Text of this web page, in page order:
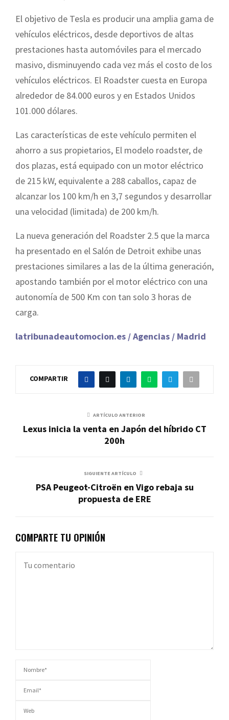
El objetivo de Tesla es producir una amplia gama de
vehículos eléctricos, desde deportivos de altas
prestaciones hasta automóviles para el mercado
masivo, disminuyendo cada vez más el costo de los
vehículos eléctricos. El Roadster cuesta en Europa
alrededor de 84.000 euros y en Estados Unidos
101.000 dólares.
Las características de este vehículo permiten el
ahorro a sus propietarios, El modelo roadster, de
dos plazas, está equipado con un motor eléctrico
de 215 kW, equivalente a 288 caballos, capaz de
alcanzar los 100 km/h en 3,7 segundos y desarrollar
una velocidad (limitada) de 200 km/h.
La nueva generación del Roadster 2.5 que la marca
ha presentado en el Salón de Detroit exhibe unas
prestaciones similares a las de la última generación,
apostando también por el motor eléctrico con una
autonomía de 500 Km con tan solo 3 horas de
carga.
latribunadeautomocion.es / Agencias / Madrid
COMPARTIR
ARTÍCULO ANTERIOR
Lexus inicia la venta en Japón del híbrido CT
200h
SIGUIENTE ARTÍCULO
PSA Peugeot-Citroën en Vigo rebaja su
propuesta de ERE
COMPARTE TU OPINIÓN